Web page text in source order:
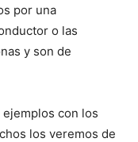
por una
o las
y son de
con los
los veremos de